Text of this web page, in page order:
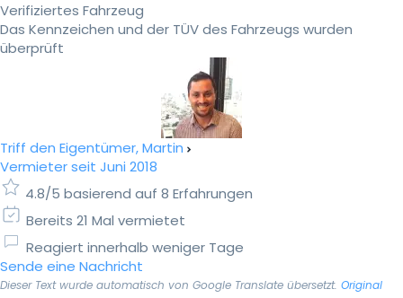
Verifiziertes Fahrzeug
Das Kennzeichen und der TÜV des Fahrzeugs wurden
überprüft
Triff den Eigentümer, Martin
Vermieter seit Juni 2018
4.8/5 basierend auf 8 Erfahrungen
Bereits 21 Mal vermietet
Reagiert innerhalb weniger Tage
Sende eine Nachricht
Dieser Text wurde automatisch von Google Translate übersetzt. Original